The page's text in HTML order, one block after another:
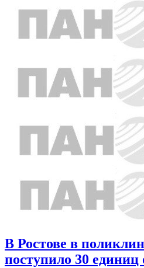
В Ростове в
поступило 30 единиц